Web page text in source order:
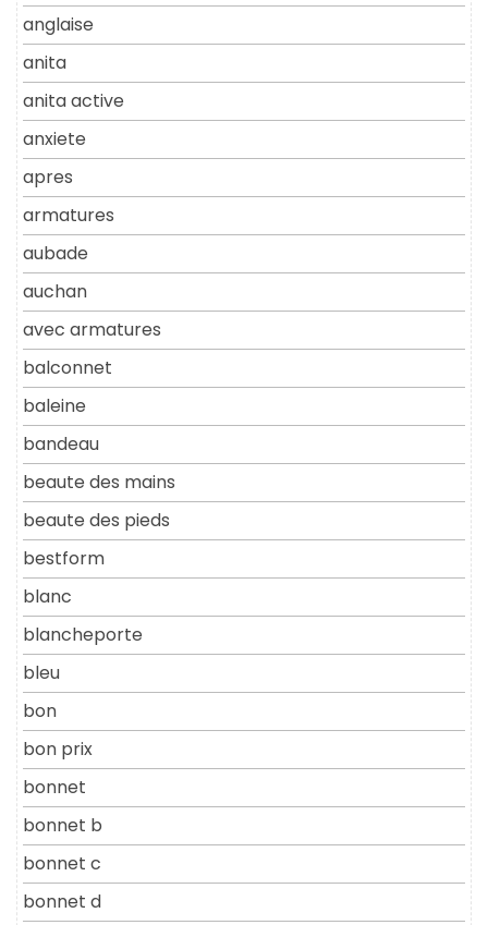
anglaise
anita
anita active
anxiete
apres
armatures
aubade
auchan
avec armatures
balconnet
baleine
bandeau
beaute des mains
beaute des pieds
bestform
blanc
blancheporte
bleu
bon
bon prix
bonnet
bonnet b
bonnet c
bonnet d